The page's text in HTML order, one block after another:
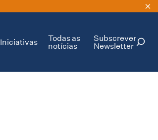
Iniciativas
Todas as
notícias
Subscrever
Newsletter